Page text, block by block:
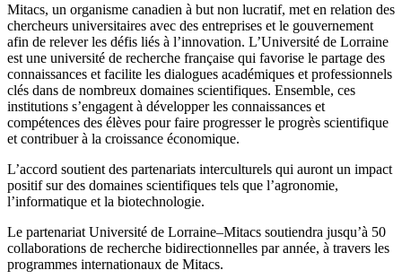
Mitacs, un organisme canadien à but non lucratif, met en relation des
chercheurs universitaires avec des entreprises et le gouvernement
afin de relever les défis liés à l’innovation. L’Université de Lorraine
est une université de recherche française qui favorise le partage des
connaissances et facilite les dialogues académiques et professionnels
clés dans de nombreux domaines scientifiques. Ensemble, ces
institutions s’engagent à développer les connaissances et
compétences des élèves pour faire progresser le progrès scientifique
et contribuer à la croissance économique.
L’accord soutient des partenariats interculturels qui auront un impact
positif sur des domaines scientifiques tels que l’agronomie,
l’informatique et la biotechnologie.
Le partenariat Université de Lorraine–Mitacs soutiendra jusqu’à 50
collaborations de recherche bidirectionnelles par année, à travers les
programmes internationaux de Mitacs.